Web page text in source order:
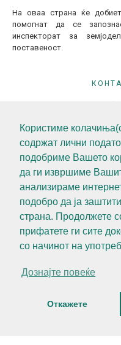
Користиме
содржат лични
подобриме Вашето
да ги извршиме
анализираме
подобро да ја
страна. Продолжете
прифатете ги сите
со начинот на
Дознајте повеќе
Откажете
На оваа страна ќе
помогнат да се
инспекторат за
поставеност.
ул.Гоце Делчев бр.18
© 2021 Државен